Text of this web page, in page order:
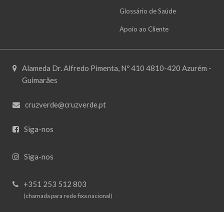
Glossário de Saúde
Apoio ao Cliente
Alameda Dr. Alfredo Pimenta, Nº 410 4810-420 Azurém -
Guimarães
cruzverde@cruzverde.pt
Siga-nos
Siga-nos
+351 253 512 803
(chamada para rede fixa nacional)